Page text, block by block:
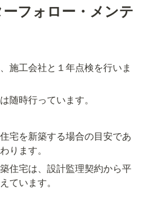
フォロー・メンテ
施工会社と１年点検を行いま
随時行っています。
宅を新築する場合の目安であ
ります。
住宅は、設計監理契約から平
ています。